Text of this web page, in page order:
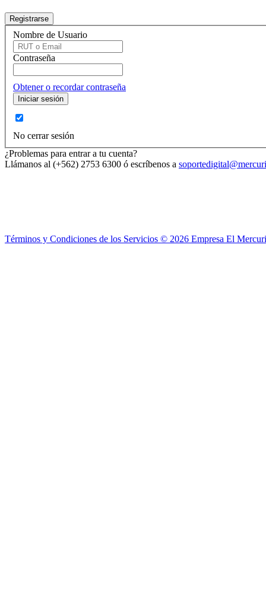
Nombre de Usuario
Contraseña
Obtener o recordar contraseña
No cerrar sesión
¿Problemas para entrar a tu cuenta?
Llámanos al (+562) 2753 6300 ó escríbenos a
Términos y Condiciones de los Servicios © 2026 Empresa El